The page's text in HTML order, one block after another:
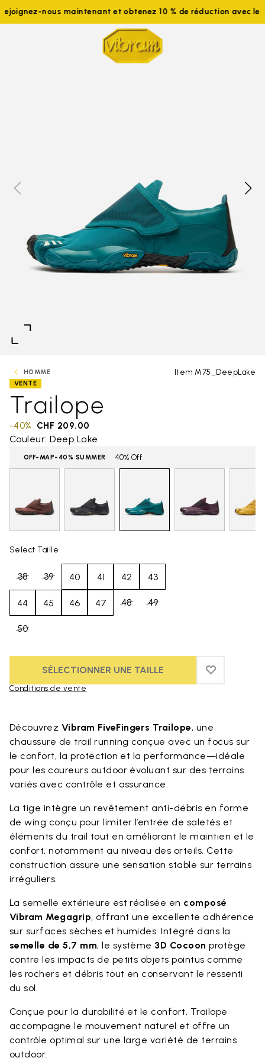
Rejoignez-nous maintenant et obtenez 10 % de réduction avec le
HOMME Item M75_DeepLake
VENTE
Trailope
CHF 209.00
-40%
Couleur: Deep Lake
OFF-MAP-40% SUMMER 40% Off
Select Taille
38 39 40 41 42 43
44 45 46 47 48 49
50
SÉLECTIONNER UNE TAILLE ADD TO
ADD TO
Conditions de vente
Découvrez Vibram FiveFingers Trailope, une
chaussure de trail running conçue avec un focus sur
le confort, la protection et la performance—idéale
pour les coureurs outdoor évoluant sur des terrains
variés avec contrôle et assurance.
La tige intègre un revêtement anti-débris en forme
de wing conçu pour limiter l’entrée de saletés et
éléments du trail tout en améliorant le maintien et le
confort, notamment au niveau des orteils. Cette
construction assure une sensation stable sur terrains
irréguliers.
La semelle extérieure est réalisée en composé
Vibram Megagrip, offrant une excellente adhérence
sur surfaces sèches et humides. Intégré dans la
semelle de 5,7 mm, le système 3D Cocoon protège
contre les impacts de petits objets pointus comme
les rochers et débris tout en conservant le ressenti
du sol.
Conçue pour la durabilité et le confort, Trailope
accompagne le mouvement naturel et offre un
contrôle optimal sur une large variété de terrains
outdoor.